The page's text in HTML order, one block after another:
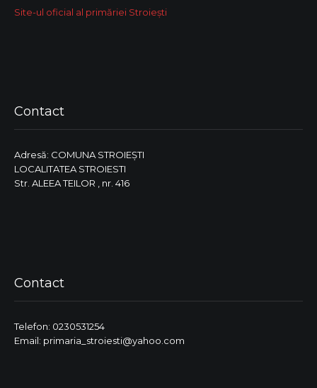
Site-ul oficial al primăriei Stroiești
Contact
Adresă: COMUNA STROIEŞTI
LOCALITATEA STROIESTI
Str. ALEEA TEILOR , nr. 416
Contact
Telefon: 0230531254
Email: primaria_stroiesti@yahoo.com